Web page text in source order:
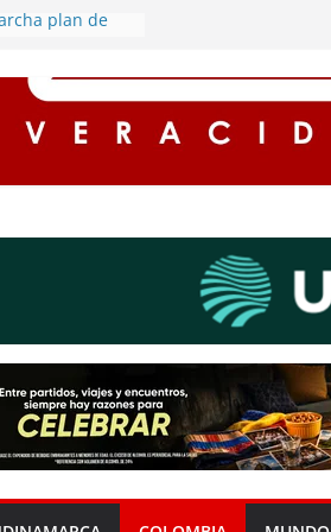
plan de
de hasta
para
impuestos en
‘Zona Segura’
en Soacha